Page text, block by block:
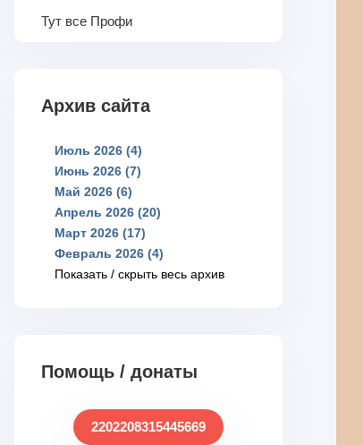
Тут все Профи
Архив сайта
Июль 2026 (4)
Июнь 2026 (7)
Май 2026 (6)
Апрель 2026 (20)
Март 2026 (17)
Февраль 2026 (4)
Показать / скрыть весь архив
Помощь / донаты
2202208315445669